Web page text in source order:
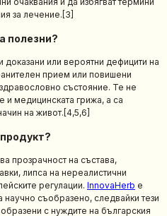
за лечение.[3]
полезни?
или вероятни дефицити на
прием или повишени
състояние. Те не
и медицинската грижа, а са
на живот.[4,5,6]
прозрачност на състава,
липса на нереалистични
регулации. InnovaHerb е
съобразено, следвайки тези
с нуждите на българския